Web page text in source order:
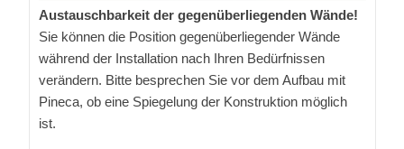
Austauschbarkeit der gegenüberliegenden Wände!
Sie können die Position gegenüberliegender Wände
während der Installation nach Ihren Bedürfnissen
verändern. Bitte besprechen Sie vor dem Aufbau mit
Pineca, ob eine Spiegelung der Konstruktion möglich
ist.